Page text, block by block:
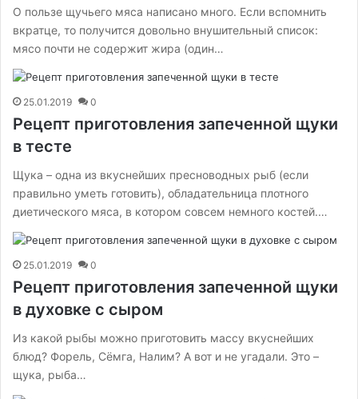
О пользе щучьего мяса написано много. Если вспомнить
вкратце, то получится довольно внушительный список:
мясо почти не содержит жира (один…
25.01.2019 0
Рецепт приготовления запеченной щуки
в тесте
Щука – одна из вкуснейших пресноводных рыб (если
правильно уметь готовить), обладательница плотного
диетического мяса, в котором совсем немного костей.…
25.01.2019 0
Рецепт приготовления запеченной щуки
в духовке с сыром
Из какой рыбы можно приготовить массу вкуснейших
блюд? Форель, Сёмга, Налим? А вот и не угадали. Это –
щука, рыба…